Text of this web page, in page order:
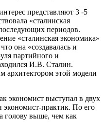
представляют 3 -5
«сталинская
периодов.
«сталинская экономика»
она «создавалась и
партийного и
И.В. Сталин.
архитектором этой модели
экономист выступал в двух
экономист-практик. По его
голову выше, чем как